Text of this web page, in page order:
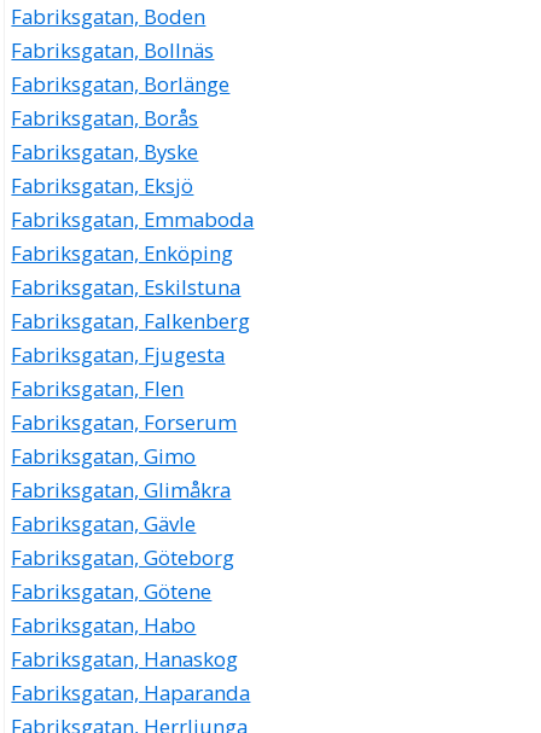
Fabriksgatan, Boden
Fabriksgatan, Bollnäs
Fabriksgatan, Borlänge
Fabriksgatan, Borås
Fabriksgatan, Byske
Fabriksgatan, Eksjö
Fabriksgatan, Emmaboda
Fabriksgatan, Enköping
Fabriksgatan, Eskilstuna
Fabriksgatan, Falkenberg
Fabriksgatan, Fjugesta
Fabriksgatan, Flen
Fabriksgatan, Forserum
Fabriksgatan, Gimo
Fabriksgatan, Glimåkra
Fabriksgatan, Gävle
Fabriksgatan, Göteborg
Fabriksgatan, Götene
Fabriksgatan, Habo
Fabriksgatan, Hanaskog
Fabriksgatan, Haparanda
Fabriksgatan, Herrljunga